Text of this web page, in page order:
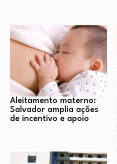
Aleitamento materno:
Salvador amplia ações
de incentivo e apoio